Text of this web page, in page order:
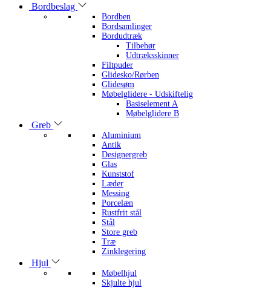
Bordbeslag
Bordben
Bordsamlinger
Bordudtræk
Tilbehør
Udtræksskinner
Filtpuder
Glidesko/Rørben
Glidesøm
Møbelglidere - Udskiftelig
Basiselement A
Møbelglidere B
Greb
Aluminium
Antik
Designergreb
Glas
Kunststof
Læder
Messing
Porcelæn
Rustfrit stål
Stål
Store greb
Træ
Zinklegering
Hjul
Møbelhjul
Skjulte hjul